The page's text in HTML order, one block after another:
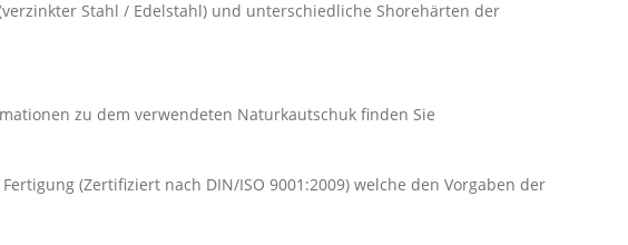
Stahl / Edelstahl) und unterschiedliche Shorehärten der
zu dem verwendeten Naturkautschuk finden Sie
(Zertifiziert nach DIN/ISO 9001:2009) welche den Vorgaben der